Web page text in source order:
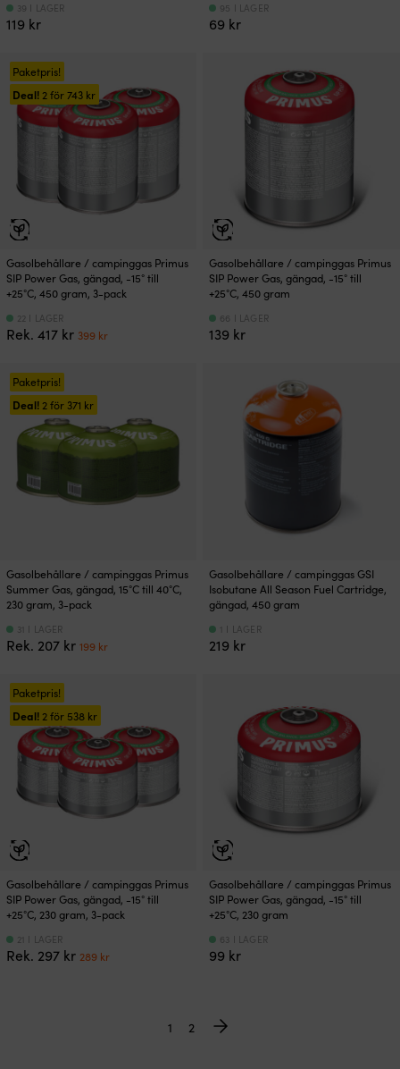
119 kr
39 I LAGER
69 kr
95 I LAGER
Paketpris!
Deal! 2 för743 kr
Gasolbehållare / campinggas Primus
SIP Power Gas, gängad, -15° till
+25°C, 450 gram, 3-pack
Rek. 417 kr Det
417 kr.
399 krDet
22 I LAGER
Gasolbehållare / campinggas Primus
SIP Power Gas, gängad, -15° till
+25°C, 450 gram
139 kr
66 I LAGER
Paketpris!
Deal! 2 för371 kr
Gasolbehållare / campinggas Primus
Summer Gas, gängad, 15°C till 40°C,
230 gram, 3-pack
Rek. 207 krDet
207 kr.
199 krDet
31 I LAGER
Gasolbehållare / campinggas GSI
Isobutane All Season Fuel Cartridge,
gängad, 450 gram
219 kr
1 I LAGER
Paketpris!
Deal! 2 för 538 kr
Gasolbehållare / campinggas Primus
SIP Power Gas, gängad, -15° till
+25°C, 230 gram, 3-pack
Rek. 297 kr Det
289 krDet
21 I LAGER
Gasolbehållare / campinggas Primus
SIP Power Gas, gängad, -15° till
+25°C, 230 gram
99 kr
63 I LAGER
1 2